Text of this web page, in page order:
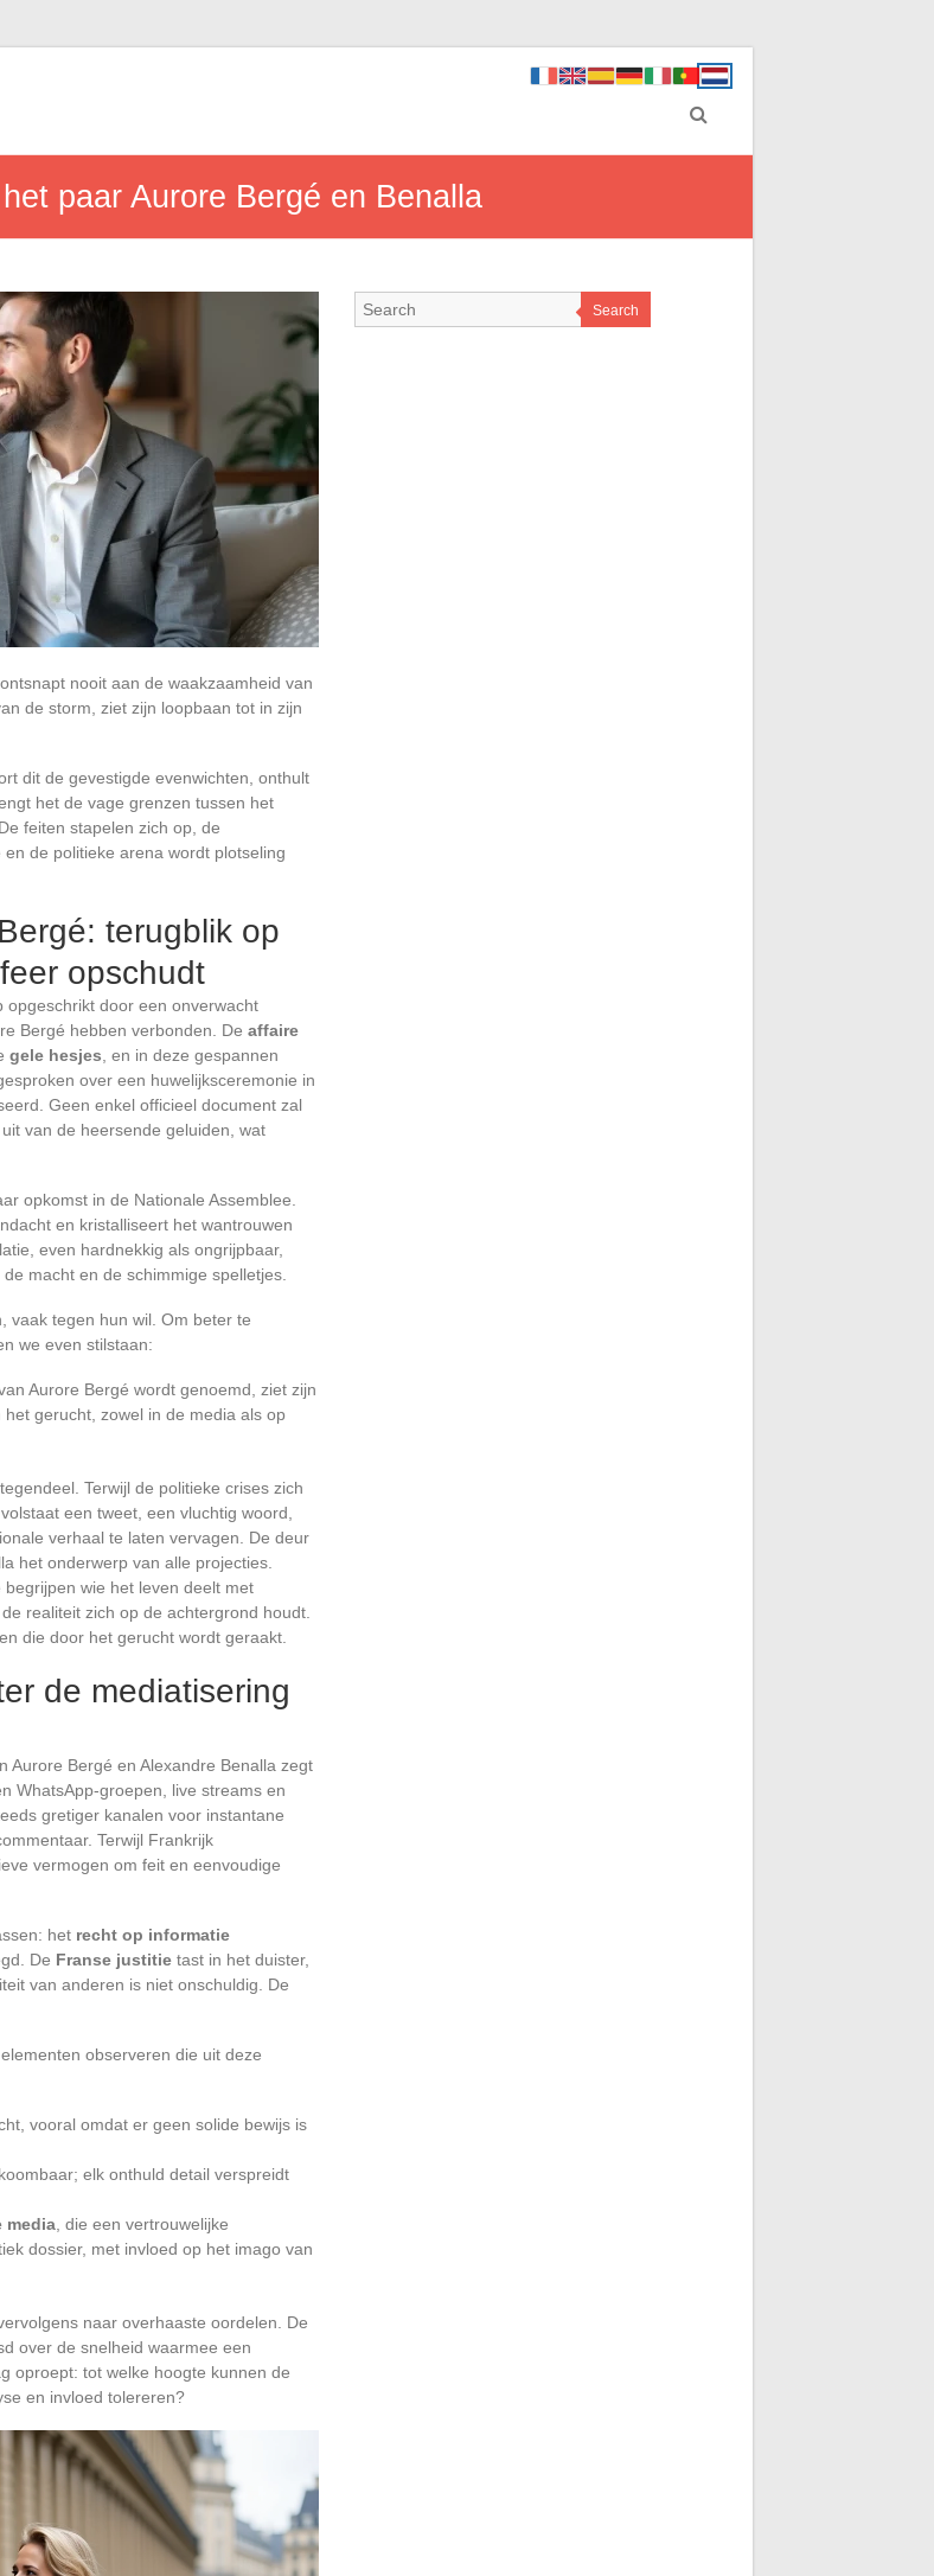
paar Aurore Bergé en Benalla
nooit aan de waakzaamheid van
de storm, ziet zijn loopbaan tot in zijn
dit de gevestigde evenwichten, onthult
het de vage grenzen tussen het
feiten stapelen zich op, de
de politieke arena wordt plotseling
terugblik op
opschudt
door een onverwacht
Bergé hebben verbonden. De affaire
gele hesjes , en in deze gespannen
over een huwelijksceremonie in
Geen enkel officieel document zal
van de heersende geluiden, wat
opkomst in de Nationale Assemblee.
en kristalliseert het wantrouwen
even hardnekkig als ongrijpbaar,
macht en de schimmige spelletjes.
vaak tegen hun wil. Om beter te
we even stilstaan:
Aurore Bergé wordt genoemd, ziet zijn
gerucht, zowel in de media als op
Terwijl de politieke crises zich
een tweet, een vluchtig woord,
verhaal te laten vervagen. De deur
het onderwerp van alle projecties.
wie het leven deelt met
realiteit zich op de achtergrond houdt.
die door het gerucht wordt geraakt.
de mediatisering
Aurore Bergé en Alexandre Benalla zegt
WhatsApp-groepen, live streams en
gretiger kanalen voor instantane
Terwijl Frankrijk
vermogen om feit en eenvoudige
het recht op informatie
De Franse justitie tast in het duister,
van anderen is niet onschuldig. De
observeren die uit deze
vooral omdat er geen solide bewijs is
elk onthuld detail verspreidt
media , die een vertrouwelijke
dossier, met invloed op het imago van
naar overhaaste oordelen. De
over de snelheid waarmee een
oproept: tot welke hoogte kunnen de
en invloed tolereren?
Search